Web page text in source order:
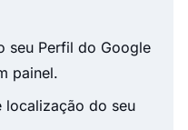
seu Perfil do Google
painel.
localização do seu